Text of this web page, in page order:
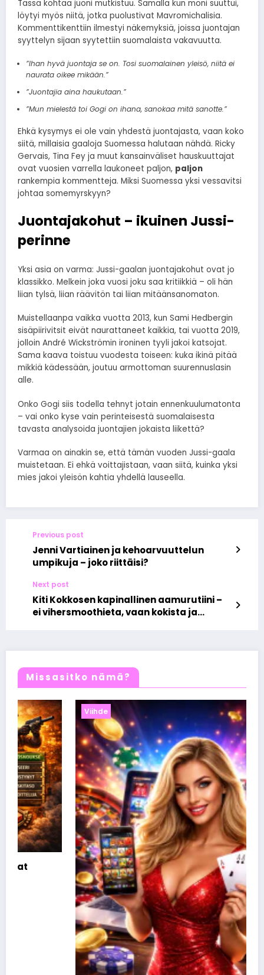
Tässä kohtaa juoni mutkistuu. Samalla kun moni suuttui,
löytyi myös niitä, jotka puolustivat Mavromichalisia.
Kommenttikenttiin ilmestyi näkemyksiä, joissa juontajan
syyttelyn sijaan syytettiin suomalaista vakavuutta.
”Ihan hyvä juontaja se on. Tosi suomalainen yleisö, niitä ei
naurata oikee mikään.”
”Juontajia aina haukutaan.”
”Mun mielestä toi Gogi on ihana, sanokaa mitä sanotte.”
Ehkä kysymys ei ole vain yhdestä juontajasta, vaan koko
siitä, millaisia gaaloja Suomessa halutaan nähdä. Ricky
Gervais, Tina Fey ja muut kansainväliset hauskuuttajat
ovat vuosien varrella laukoneet paljon, paljon
rankempia kommentteja. Miksi Suomessa yksi vessavitsi
johtaa somemyrskyyn?
Juontajakohut – ikuinen Jussi-
perinne
Yksi asia on varma: Jussi-gaalan juontajakohut ovat jo
klassikko. Melkein joka vuosi joku saa kritiikkiä – oli hän
liian tylsä, liian räävitön tai liian mitäänsanomaton.
Muistellaanpa vaikka vuotta 2013, kun Sami Hedbergin
sisäpiirivitsit eivät naurattaneet kaikkia, tai vuotta 2019,
jolloin André Wickströmin ironinen tyyli jakoi katsojat.
Sama kaava toistuu vuodesta toiseen: kuka ikinä pitää
mikkiä kädessään, joutuu armottoman suurennuslasin
alle.
Onko Gogi siis todella tehnyt jotain ennenkuulumatonta
– vai onko kyse vain perinteisestä suomalaisesta
tavasta analysoida juontajien jokaista liikettä?
Varmaa on ainakin se, että tämän vuoden Jussi-gaala
muistetaan. Ei ehkä voittajistaan, vaan siitä, kuinka yksi
mies jakoi yleisön kahtia yhdellä lauseella.
Previous post
Jenni Vartiainen ja kehoarvuuttelun
umpikuja – joko riittäisi?
Next post
Kiti Kokkosen kapinallinen aamurutiini –
ei vihersmoothieta, vaan kokista ja
Missasitko nämä?
Viihde